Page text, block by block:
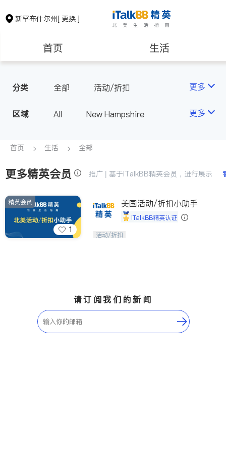
新罕布什尔州[ 更换 ]
首页 生活
保险理财 房地产租售
建筑装修
养老 非盈利组织
分类 全部 活动/折扣 更多
区域 All New Hampshire 更多
首页 生活 全部
更多精英会员 推广 | 基于iTalkBB精英会员，进行展示
1
精英会员 美国活动/折扣小助手
iTalkBB精英认证
iTalkBB精英 官方账号。您的美国生活
活动/折扣
请订阅我们的新闻